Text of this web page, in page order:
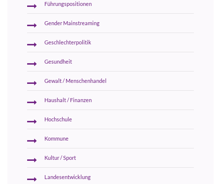
Führungspositionen
Gender Mainstreaming
Geschlechterpolitik
Gesundheit
Gewalt / Menschenhandel
Haushalt / Finanzen
Hochschule
Kommune
Kultur / Sport
Landesentwicklung